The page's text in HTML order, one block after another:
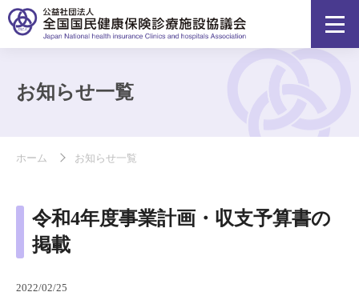
お知らせ一覧
ホーム お知らせ一覧
令和4年度事業計画・収支予算書の
掲載
2022/02/25